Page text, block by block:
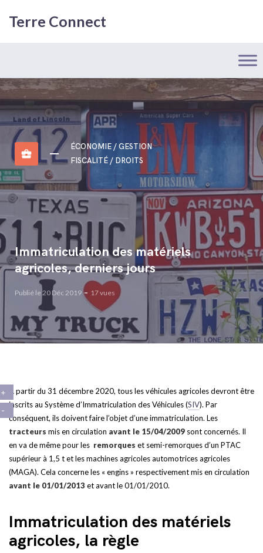
Terre Connect
business_center
ÉCONOMIE / GESTION
FISCALITÉ / DROITS
Immatriculation des matériels
agricoles, derniers jours
Publié le 20 Déc 2019 17 vues
A partir du 31 décembre 2020, tous les véhicules agricoles devront être
inscrits au Système d’Immatriculation des Véhicules (SIV). Par
conséquent, ils doivent faire l’objet d’une immatriculation. Les
tracteurs mis en circulation avant le 15/04/2009 sont concernés. Il
en va de même pour les remorques et semi-remorques d’un PTAC
supérieur à 1,5 t et les machines agricoles automotrices agricoles
(MAGA). Cela concerne les « engins » respectivement mis en circulation
avant le 01/01/2013 et avant le 01/01/2010.
Immatriculation des matériels
agricoles, la règle